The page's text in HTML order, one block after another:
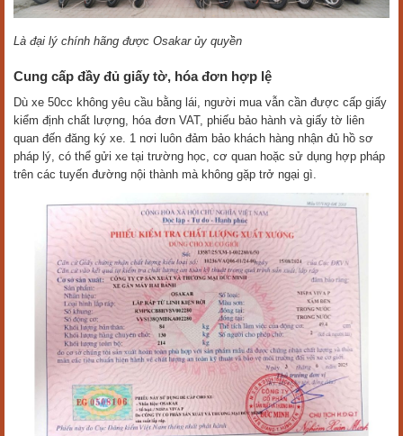
Là đại lý chính hãng được Osakar ủy quyền
Cung cấp đầy đủ giấy tờ, hóa đơn hợp lệ
Dù xe 50cc không yêu cầu bằng lái, người mua vẫn cần được cấp giấy
kiểm định chất lượng, hóa đơn VAT, phiếu bảo hành và giấy tờ liên
quan đến đăng ký xe. 1 nơi luôn đảm bảo khách hàng nhận đủ hồ sơ
pháp lý, có thể gửi xe tại trường học, cơ quan hoặc sử dụng hợp pháp
trên các tuyến đường nội thành mà không gặp trở ngại gì.